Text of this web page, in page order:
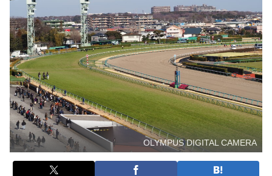
OLYMPUS DIGITAL CAMERA